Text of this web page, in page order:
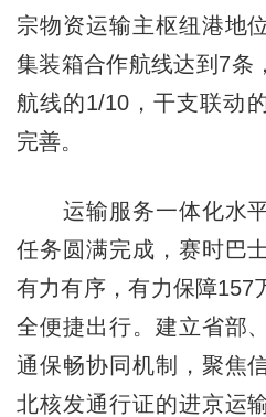
宗物资运输主枢纽港地
集装箱合作航线达到7条
航线的1/10，干支联动
完善。
运输服务一体化水平
任务圆满完成，赛时巴
有力有序，有力保障157
全便捷出行。建立省部
通保畅协同机制，聚焦
北核发通行证的进京运